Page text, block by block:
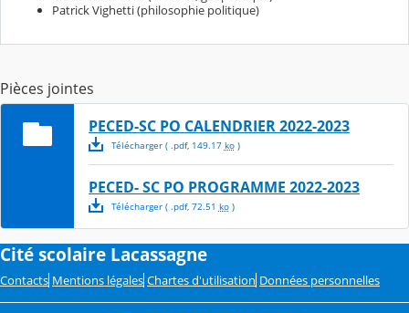
Patrick Vighetti (philosophie politique)
Pièces jointes
PECED-SC PO CALENDRIER 2022-2023
Télécharger( .pdf, 149.17 ko)
PECED- SC PO PROGRAMME 2022-2023
Télécharger( .pdf, 72.51 ko)
Cité scolaire Lacassagne
Contacts Mentions légales Chartes d'utilisation Données personnelles